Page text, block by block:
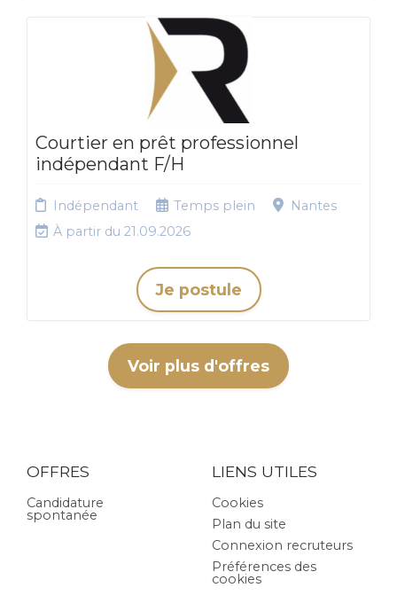
Courtier en prêt professionnel
indépendant F/H
Indépendant Temps plein
Nantes
À partir du 21.09.2026
Je postule
Voir plus d'offres
OFFRES
Candidature
spontanée
LIENS UTILES
Cookies
Plan du site
Connexion recruteurs
Préférences des
cookies